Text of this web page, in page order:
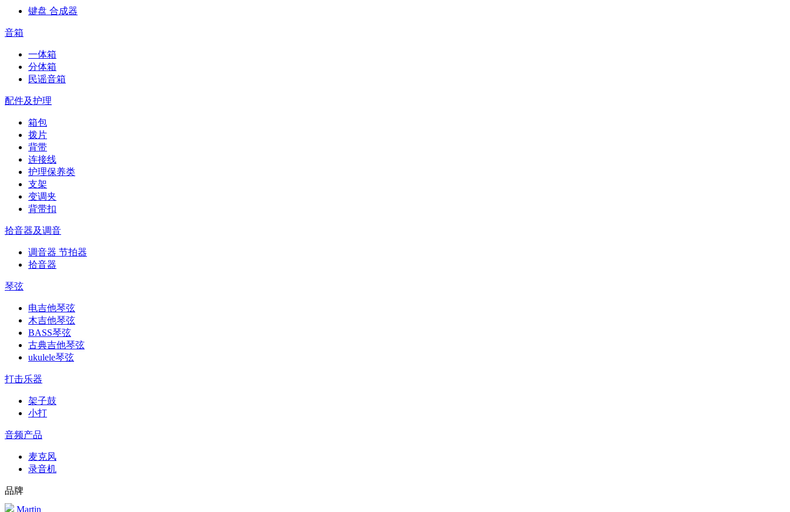
键盘 合成器
音箱
一体箱
分体箱
民谣音箱
配件及护理
箱包
拨片
背带
连接线
护理保养类
支架
变调夹
背带扣
拾音器及调音
调音器 节拍器
拾音器
琴弦
电吉他琴弦
木吉他琴弦
BASS琴弦
古典吉他琴弦
ukulele琴弦
打击乐器
架子鼓
小打
音频产品
麦克风
录音机
品牌
Martin